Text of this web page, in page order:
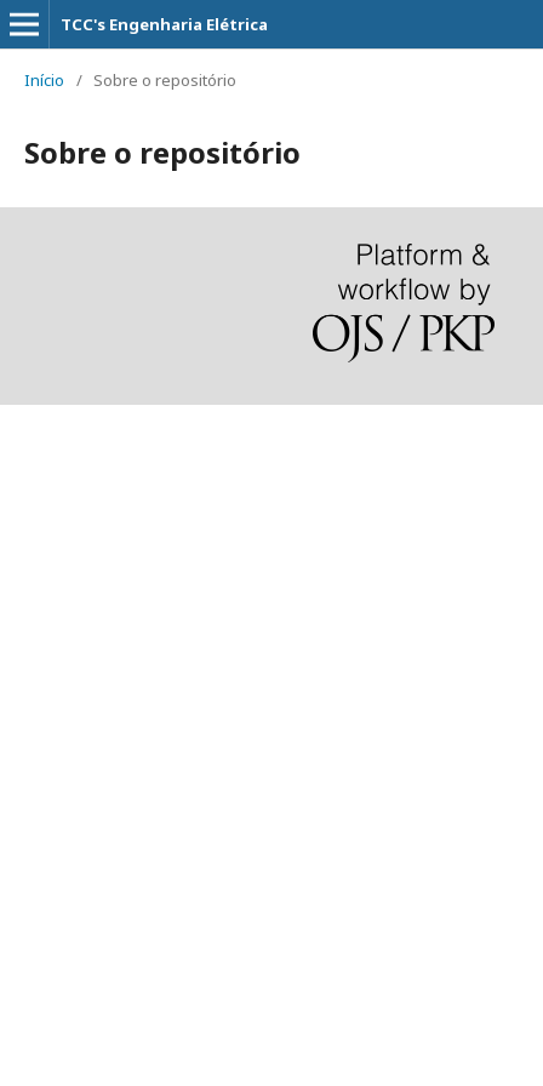
TCC's Engenharia Elétrica
Início / Sobre o repositório
Sobre o repositório